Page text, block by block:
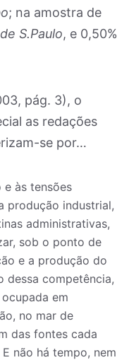
; na amostra de
S.Paulo, e 0,50%
pág. 3), o
as redações
se por…
às tensões
produção industrial,
administrativas,
sob o ponto de
e a produção do
dessa competência,
em
no mar de
das fontes cada
não há tempo, nem